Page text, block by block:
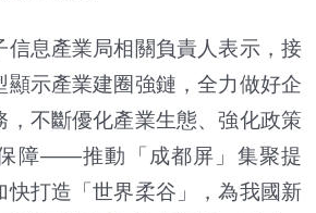
息產業局相關負責人表示，接
顯示產業建圈強鏈，全力做好企
，不斷優化產業生態、強化政策
障——推動「成都屏」集聚提
快打造「世界柔谷」，為我國新